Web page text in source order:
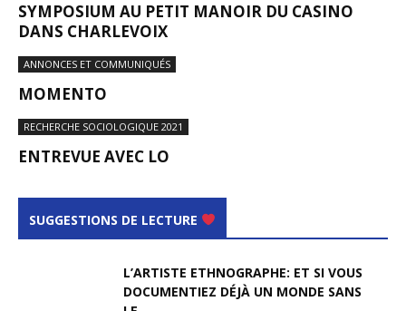
SYMPOSIUM AU PETIT MANOIR DU CASINO
DANS CHARLEVOIX
ANNONCES ET COMMUNIQUÉS
MOMENTO
RECHERCHE SOCIOLOGIQUE 2021
ENTREVUE AVEC LO
SUGGESTIONS DE LECTURE
L’ARTISTE ETHNOGRAPHE: ET SI VOUS
DOCUMENTIEZ DÉJÀ UN MONDE SANS